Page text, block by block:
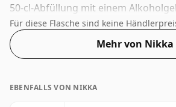
50-cl-Abfüllung mit einem
Für diese Flasche sind keine
Mehr von Nikka
EBENFALLS VON NIKKA